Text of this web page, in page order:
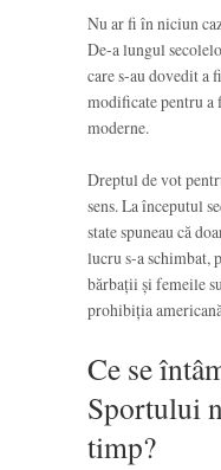
Nu ar fi în niciun
De-a lungul
care s-au dovedit a
modificate pentru
moderne.
Dreptul de vot
sens. La începutul
state spuneau că
lucru s-a schimbat,
bărbații și femeile
prohibiția
Ce se
Sportului
timp?